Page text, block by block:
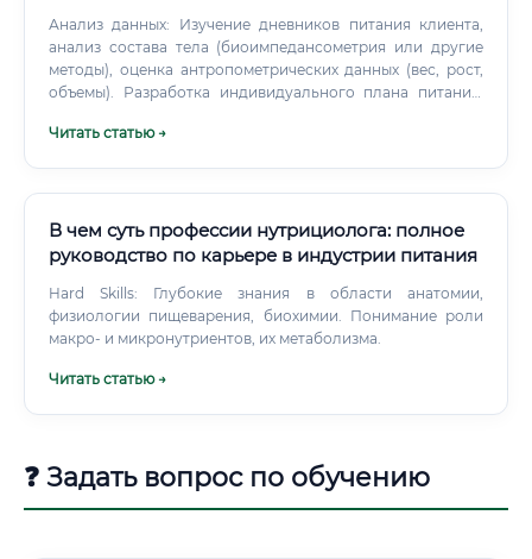
Анализ данных: Изучение дневников питания клиента,
анализ состава тела (биоимпедансометрия или другие
методы), оценка антропометрических данных (вес, рост,
объемы). Разработка индивидуального плана питания:
жиров и углеводов (БЖУ), составление конкретных
целесообразности использования биологически
активных добавок (протеин, креатин, BCAA, витаминно-
нагрузок клиента.
Читать статью →
В чем суть профессии нутрициолога: полное
руководство по карьере в индустрии питания
Hard Skills: Глубокие знания в области анатомии,
физиологии пищеварения, биохимии. Понимание роли
макро- и микронутриентов, их метаболизма.
Читать статью →
❓ Задать вопрос по обучению